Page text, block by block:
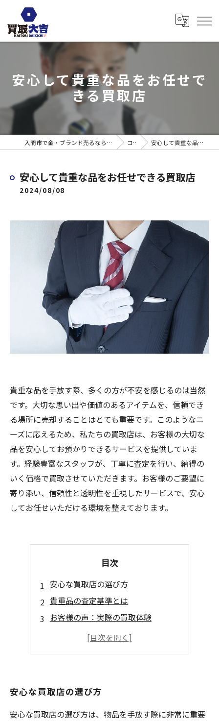
安心して貴重な品をお任せで
きる買取店
入間市で金・ブランド売るなら買取大吉 ウエスタ武蔵藤沢店 コラム 安心して貴重な品をお任せできる買取店
安心して貴重な品をお任せできる買取店
2024/08/08
貴重な品を手放す際、多くの方が不安を感じるのは当然
です。大切な思い出や価値のあるアイテムを、信頼でき
る場所に売却することはとても重要です。このようなニ
ーズに応えるため、私たちの買取店は、お客様の大切な
品を安心してお預かりできるサービスを提供していま
す。経験豊富なスタッフが、丁寧に査定を行い、納得の
いく価格で買取させていただきます。お客様のご要望に
寄り添い、信頼性と透明性を重視したサービスで、安心
してお任せいただける環境を整えております。
目次
安心な買取店の選び方
貴重品の査定基準とは
お客様の声：実際の買取体験
買取店利用時の注意点
安心な買取店の選び方
安心な買取店の選び方は、物品を手放す際に非常に重要